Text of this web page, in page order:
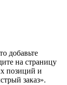
добавьте
на страницу
позиций и
заказ».